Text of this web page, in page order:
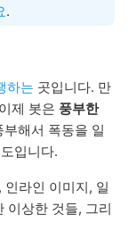
.
하는 곳입니다. 만
제 봇은 풍부한
해서 폭동을 일
입니다.
라인 이미지, 일
이상한 것들, 그리